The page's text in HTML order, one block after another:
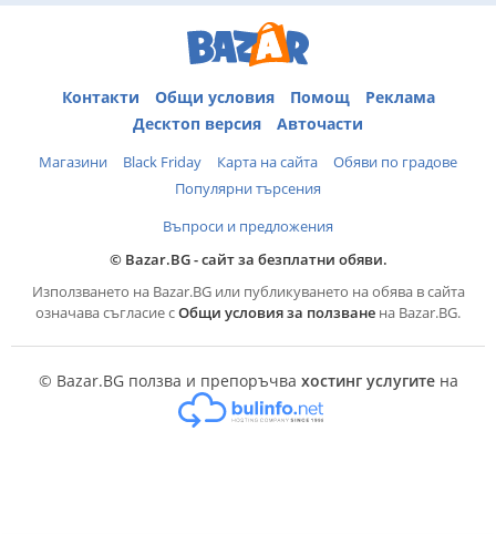
Контакти Общи условия Помощ
Реклама
Десктоп версия
Авточасти
Магазини Black Friday Карта на сайта
Обяви по градове
Популярни търсения
Въпроси и предложения
© Bazar.BG - сайт за безплатни обяви.
Използването на Bazar.BG или публикуването на обява в сайта
означава съгласие сОбщи условия за ползване на Bazar.BG.
© Bazar.BG ползва и препоръчва хостинг услугитена